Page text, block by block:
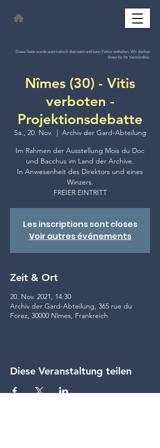
Diese Seite wurde automatisch übersetzt und kann Fehler enthalten. Wir danken
Ihnen für Ihr Verständnis.
Nîmes (30) - Vitis
verboten -
Projektionsdebatte
Sa., 20. Nov.
  |
Archiv der Gard-Abteilung
Im Rahmen der Ausstellung Mois du Doc
und Bacchus im Land der Archive.
In Anwesenheit des Direktors und eines
Winzers.
FREIER EINTRITT
Les inscriptions sont closes
Voir autres événements
Zeit & Ort
20. Nov. 2021, 14:30
Archiv der Gard-Abteilung, 365 rue du
Forez, 30000 Nîmes, Frankreich
Diese Veranstaltung teilen